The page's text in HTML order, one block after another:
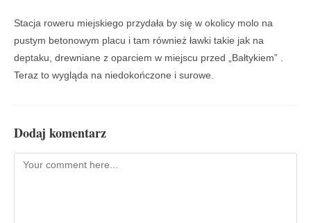
Stacja roweru miejskiego przydała by się w okolicy molo na
pustym betonowym placu i tam również ławki takie jak na
deptaku, drewniane z oparciem w miejscu przed „Bałtykiem” .
Teraz to wygląda na niedokończone i surowe.
Dodaj komentarz